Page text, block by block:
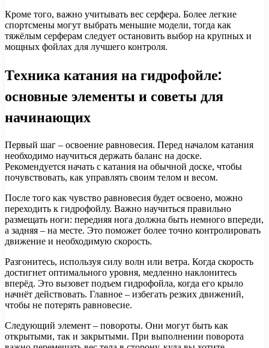
Кроме того, важно учитывать вес серфера. Более легкие
спортсмены могут выбрать меньшие модели, тогда как
тяжёлым серферам следует остановить выбор на крупных и
мощных фойлах для лучшего контроля.
Техника катания на гидрофойле:
основные элементы и советы для
начинающих
Первый шаг – освоение равновесия. Перед началом катания
необходимо научиться держать баланс на доске.
Рекомендуется начать с катания на обычной доске, чтобы
почувствовать, как управлять своим телом и весом.
После того как чувство равновесия будет освоено, можно
переходить к гидрофойлу. Важно научиться правильно
размещать ноги: передняя нога должна быть немного впереди,
а задняя – на месте. Это поможет более точно контролировать
движение и необходимую скорость.
Разгонитесь, используя силу волн или ветра. Когда скорость
достигнет оптимального уровня, медленно наклонитесь
вперёд. Это вызовет подъем гидрофойла, когда его крыло
начнёт действовать. Главное – избегать резких движений,
чтобы не потерять равновесие.
Следующий элемент – повороты. Они могут быть как
открытыми, так и закрытыми. При выполнении поворота